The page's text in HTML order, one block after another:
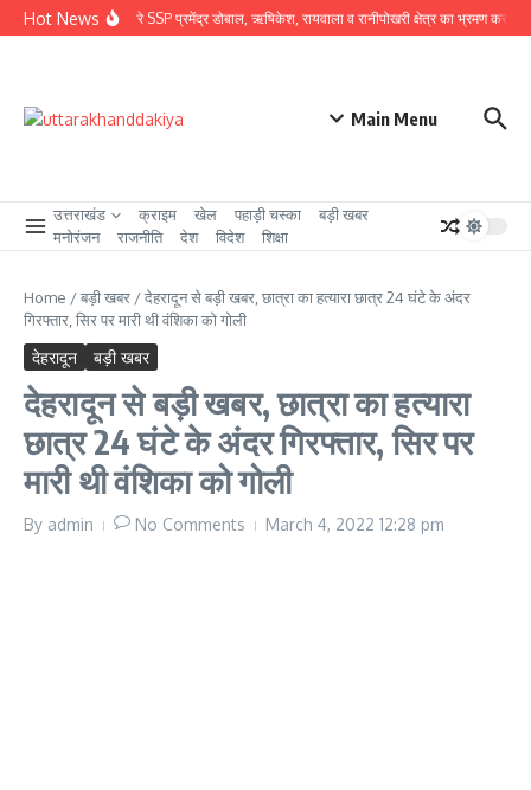
Skip to content
Hot News
ग्राउंड जीरो पर उतरे SSP प्रमेंद्र डोबाल, ऋषिकेश, रायवाला व रानीपोखरी क्षेत्र का भ्रमण कर
Main Menu
उत्तराखंड क्राइम खेल पहाड़ी चस्का
बड़ी खबर
मनोरंजन
राजनीति देश विदेश शिक्षा
Home /बड़ी खबर /देहरादून से बड़ी खबर, छात्रा का हत्यारा छात्र 24 घंटे के अंदर
गिरफ्तार, सिर पर मारी थी वंशिका को गोली
देहरादून बड़ी खबर
देहरादून से बड़ी खबर, छात्रा का हत्यारा
छात्र 24 घंटे के अंदर गिरफ्तार, सिर पर
मारी थी वंशिका को गोली
By admin No Comments March 4, 2022 12:28 pm